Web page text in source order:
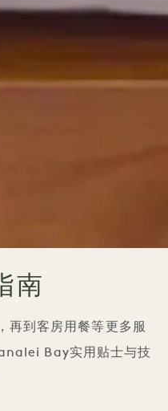
南
再到客房用餐等更多服
Bay实用贴士与技